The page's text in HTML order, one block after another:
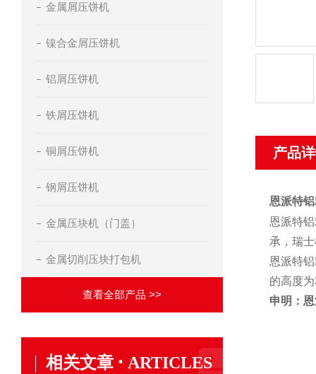
金属屑压饼机
镍合金屑压饼机
铝屑压饼机
铁屑压饼机
铜屑压饼机
钢屑压饼机
金属压块机（门盖）
金属切削压块打包机
查看全部产品 >>
相关文章 · ARTICLES
产品
恩派特
恩派特
承，瑞
恩派特
的高度
申明：